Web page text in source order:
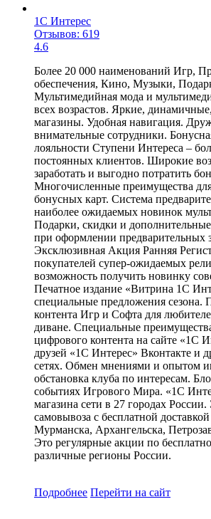
1С Интерес
Отзывов: 619
4.6
Более 20 000 наименований Игр,
обеспечения, Кино, Музыки,
Мультимедийная мода и
всех возрастов. Яркие,
магазины. Удобная навигация.
внимательные сотрудники.
лояльности Ступени Интереса –
постоянных клиентов. Широкие
заработать и выгодно потратить
Многочисленные преимущества
бонусных карт. Система
наиболее ожидаемых новинок
Подарки, скидки и
при оформлении предварительных
Эксклюзивная Акция Ранняя
покупателей супер-ожидаемых
возможность получить новинку
Печатное издание «Витрина 1С
специальные предложения сезона.
контента Игр и Софта для
диване. Специальные
цифрового контента на сайте «1С
друзей «1С Интерес» Вконтакте и
сетях. Обмен мнениями и опытом
обстановка клуба по интересам.
событиях Игрового Мира. «1С
магазина сети в 27 городах
самовывоза с бесплатной
Мурманска, Архангельска,
Это регулярные акции по
различные регионы России.
Подробнее Перейти на сайт